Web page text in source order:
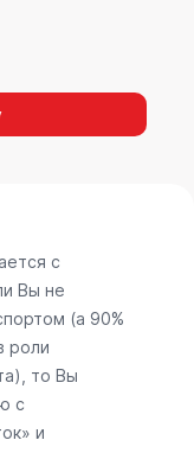
с
Вы не
(а 90%
роли
то Вы
с
и